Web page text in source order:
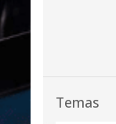
Temas